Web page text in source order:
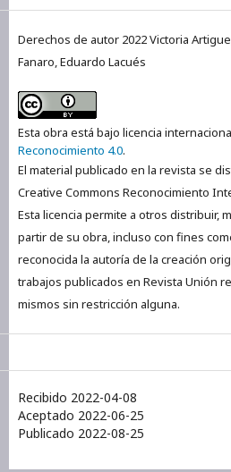
Derechos de autor 2022 Victoria
Fanaro, Eduardo Lacués
Esta obra está bajo licencia
Reconocimiento 4.0.
El material publicado en la revista se
Creative Commons Reconocimiento
Esta licencia permite a otros distribuir,
partir de su obra, incluso con fines
reconocida la autoría de la creación
trabajos publicados en Revista Unión
mismos sin restricción alguna.
Recibido 2022-04-08
Aceptado 2022-06-25
Publicado 2022-08-25